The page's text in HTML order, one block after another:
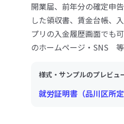
開業届、前年分の確定申
した領収書、賃金台帳、
プリの入金履歴画面でも
のホームページ・SNS 等
様式・サンプルのプレビュ
就労証明書（品川区所